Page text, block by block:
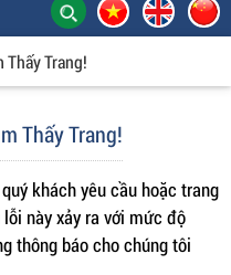
Thấy Trang!
Thấy Trang!
khách yêu cầu hoặc trang
này xảy ra với mức độ
thông báo cho chúng tôi